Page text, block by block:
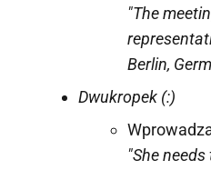
"The
Berlin,
Dwukropek (:)
"She